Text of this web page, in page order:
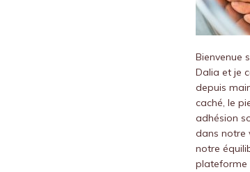
Bienvenue
Dalia et je
depuis
caché, le
adhésion
dans notre
notre
plateforme